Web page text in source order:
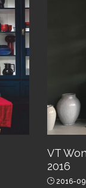
VT
2016
2016-09